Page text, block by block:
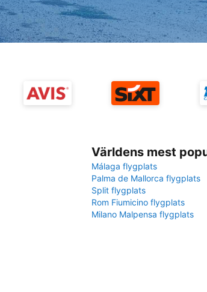
Världens mest
Málaga flygplats
Palma de Mallorca flygplats
Split flygplats
Rom Fiumicino flygplats
Milano Malpensa flygplats